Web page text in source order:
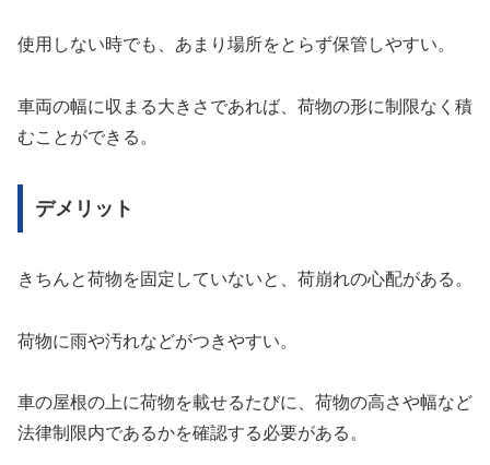
使用しない時でも、あまり場所をとらず保管しやすい。
車両の幅に収まる大きさであれば、荷物の形に制限なく積
むことができる。
デメリット
きちんと荷物を固定していないと、荷崩れの心配がある。
荷物に雨や汚れなどがつきやすい。
車の屋根の上に荷物を載せるたびに、荷物の高さや幅など
法律制限内であるかを確認する必要がある。